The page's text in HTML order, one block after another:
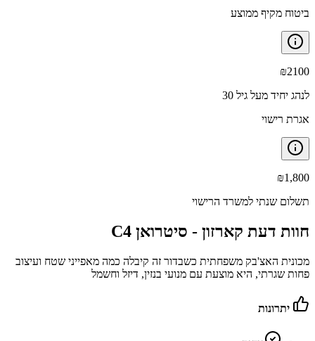
ביטוח מקיף ממוצע
₪2100
לנהג יחיד מעל גיל 30
אגרת רישוי
₪1,800
תשלום שנתי למשרד הרישוי
חוות דעת קארזון - סיטרואן C4
מכונית האצ'בק משפחתית כשבדור זה קיבלה כמה מאפייני שטח ועיצוב
פחות שגרתי, היא מוצעת עם מנועי בנזין, דיזל וחשמל
יתרונות